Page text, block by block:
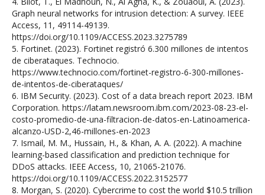
Graph neural networks for intrusion detection: A survey. IEEE
Access, 11, 49114-49139.
https://doi.org/10.1109/ACCESS.2023.3275789
5. Fortinet. (2023). Fortinet registró 6.300 millones de intentos
de ciberataques. Technocio.
https://www.technocio.com/fortinet-registro-6-300-millones-
de-intentos-de-ciberataques/
6. IBM Security. (2023). Cost of a data breach report 2023. IBM
Corporation. https://latam.newsroom.ibm.com/2023-08-23-el-
costo-promedio-de-una-filtracion-de-datos-en-Latinoamerica-
alcanzo-USD-2,46-millones-en-2023
7. Ismail, M. M., Hussain, H., & Khan, A. A. (2022). A machine
learning-based classification and prediction technique for
DDoS attacks. IEEE Access, 10, 21065-21076.
https://doi.org/10.1109/ACCESS.2022.3152577
8. Morgan, S. (2020). Cybercrime to cost the world $10.5 trillion